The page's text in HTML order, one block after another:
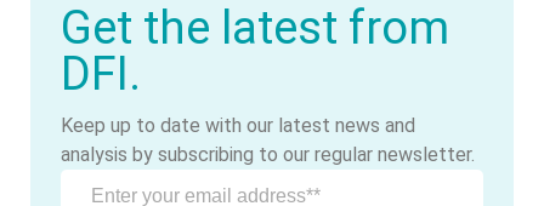
Get the latest from
DFI.
Keep up to date with our latest news and
analysis by subscribing to our regular newsletter.